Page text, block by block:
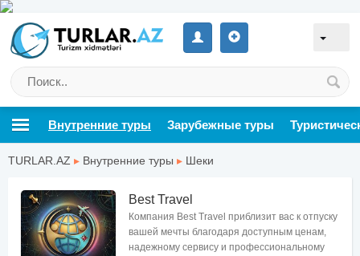
Внутренние туры Зарубежные туры
TURLAR.AZ ▸ Внутренние туры ▸ Шеки
Best Travel
Компания Best Travel приблизит вас к отпуску
вашей мечты благодаря доступным ценам,
надежному сервису и профессиональному